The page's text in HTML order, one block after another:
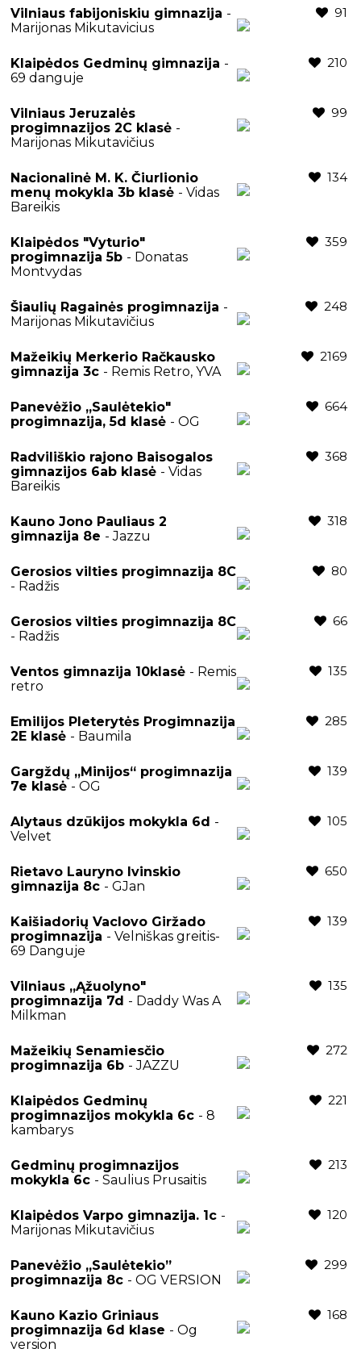
Vilniaus fabijoniskiu gimnazija -
Marijonas Mikutavicius
91
Klaipėdos Gedminų gimnazija -
69 danguje
210
Vilniaus Jeruzalės
progimnazijos 2C klasė -
Marijonas Mikutavičius
99
Nacionalinė M. K. Čiurlionio
menų mokykla 3b klasė - Vidas
Bareikis
134
Klaipėdos "Vyturio"
progimnazija 5b - Donatas
Montvydas
359
Šiaulių Ragainės progimnazija -
Marijonas Mikutavičius
248
Mažeikių Merkerio Račkausko
gimnazija 3c - Remis Retro, YVA
2169
Panevėžio ,,Saulėtekio"
progimnazija, 5d klasė - OG
664
Radviliškio rajono Baisogalos
gimnazijos 6ab klasė - Vidas
Bareikis
368
Kauno Jono Pauliaus 2
gimnazija 8e - Jazzu
318
Gerosios vilties progimnazija 8C
- Radžis
80
Gerosios vilties progimnazija 8C
- Radžis
66
Ventos gimnazija 10klasė - Remis
retro
135
Emilijos Pleterytės Progimnazija
2E klasė - Baumila
285
Gargždų „Minijos“ progimnazija
7e klasė - OG
139
Alytaus dzūkijos mokykla 6d -
Velvet
105
Rietavo Lauryno Ivinskio
gimnazija 8c - GJan
650
Kaišiadorių Vaclovo Giržado
progimnazija - Velniškas greitis-
69 Danguje
139
Vilniaus „Ąžuolyno"
progimnazija 7d - Daddy Was A
Milkman
135
Mažeikių Senamiesčio
progimnazija 6b - JAZZU
272
Klaipėdos Gedminų
progimnazijos mokykla 6c - 8
kambarys
221
Gedminų progimnazijos
mokykla 6c - Saulius Prusaitis
213
Klaipėdos Varpo gimnazija. 1c -
Marijonas Mikutavičius
120
Panevėžio ,,Saulėtekio”
progimnazija 8c - OG VERSION
299
Kauno Kazio Griniaus
progimnazija 6d klase - Og
version
168